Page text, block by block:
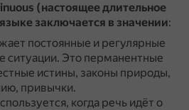
(настоящее длительное
заключается в значении:
постоянные и регулярные
ситуации. Это перманентные
истины, законы природы,
привычки.
когда речь идёт о